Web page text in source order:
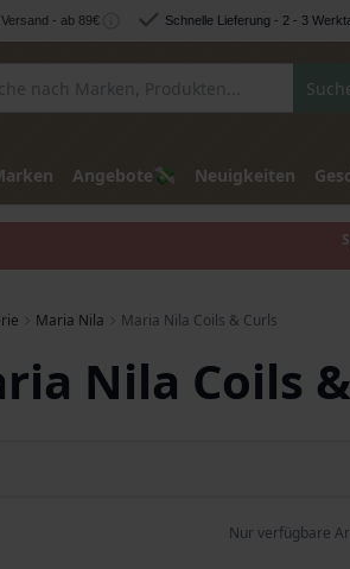
- ab 89€ Schnelle Lieferung - 2 - 3
Angebote💸 Neuigkeiten
Maria Nila Maria Nila Coils & Curls
Nila Coils
Nur verfügbare